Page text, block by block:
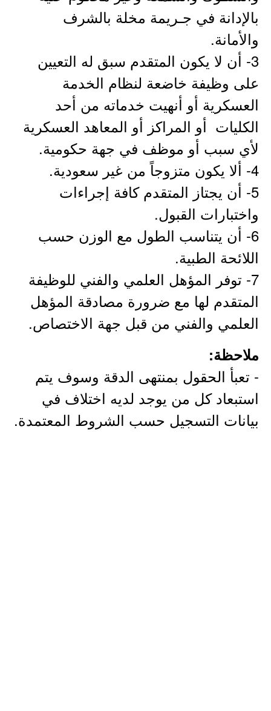
بالإدانة في جـريمة مخلة بالشرف
والأمانة.
3- أن لا يكون المتقدم سبق له التعيين
على وظيفة خاضعة لنظام الخدمة
العسكرية أو أنهيت خدماته من أحد
الكليات أو المراكز أو المعاهد العسكرية
لأي سبب أو موظف في جهة حكومية.
4- ألا يكون متزوجاً من غير سعودية.
5- أن يجتاز المتقدم كافة إجراءات
واختبارات القبول.
6- أن يتناسب الطول مع الوزن حسب
اللائحة الطبية.
7- توفر المؤهل العلمي والفني للوظيفة
المتقدم لها مع ضرورة مصادقة المؤهل
العلمي والفني من قبل جهة الاختصاص.
ملاحظة:
- تعبأ الحقول بمنتهى الدقة وسوف يتم
استبعاد كل من يوجد لديه اختلاف في
بيانات التسجيل حسب الشروط المعتمدة.